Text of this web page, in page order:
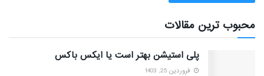
محبوب ترین مقالات
پلی استیشن بهتر است یا ایکس باکس
فروردین 25, 1403